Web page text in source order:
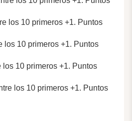
los 10 primeros +1. Puntos
los 10 primeros +1. Puntos
los 10 primeros +1. Puntos
los 10 primeros +1. Puntos